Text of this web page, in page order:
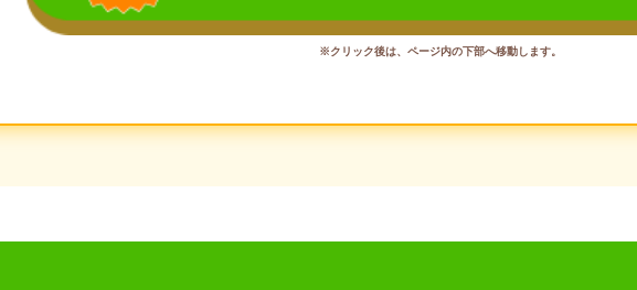
※クリック後は、ページ内の下部へ移動します。